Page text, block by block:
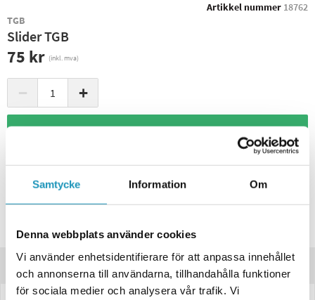
Samtycke Information Om
Denna webbplats använder cookies
Vi använder enhetsidentifierare för att anpassa innehållet
och annonserna till användarna, tillhandahålla funktioner
för sociala medier och analysera vår trafik. Vi
Artikkel nummer 18762
TGB
Slider TGB
75 kr (inkl. mva)
− +
8 PÅ LAGER Sendes Umiddelbart
Leverings- og returinformasjon
Lagre produktet
Spørsmål om produktet?
Produktbeskrivelse